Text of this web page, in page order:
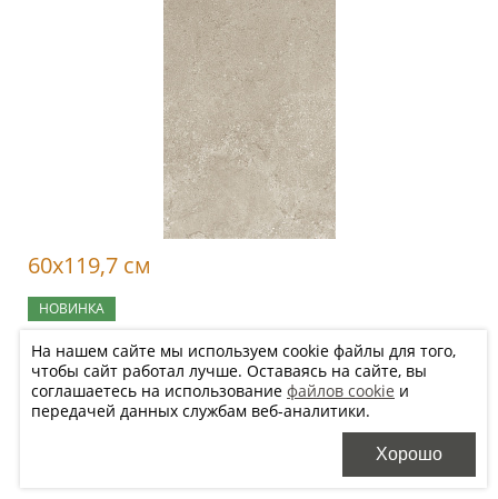
60x119,7 см
НОВИНКА
RS02 SP SQ
9 420р/м 2
Цена будет уточнена менеджером после оформления заказа в
На нашем сайте мы используем cookie файлы для того,
чтобы сайт работал лучше. Оставаясь на сайте, вы
соглашаетесь на использование файлов cookie и
передачей данных службам веб-аналитики.
Хорошо